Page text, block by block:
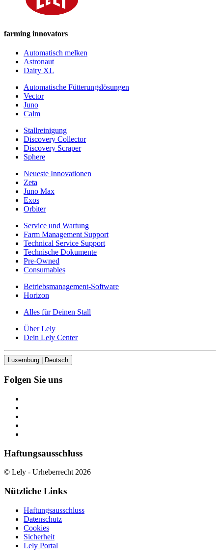
farming innovators
Automatisch melken
Astronaut
Dairy XL
Automatische Fütterungslösungen
Vector
Juno
Calm
Stallreinigung
Discovery Collector
Discovery Scraper
Sphere
Neueste Innovationen
Zeta
Juno Max
Exos
Orbiter
Service und Wartung
Farm Management Support
Technical Service Support
Technische Dokumente
Pre-Owned
Consumables
Betriebsmanagement-Software
Horizon
Alles für Deinen Stall
Über Lely
Dein Lely Center
Luxemburg | Deutsch
Folgen Sie uns
Haftungsausschluss
© Lely - Urheberrecht 2026
Nützliche Links
Haftungsausschluss
Datenschutz
Cookies
Sicherheit
Lely Portal